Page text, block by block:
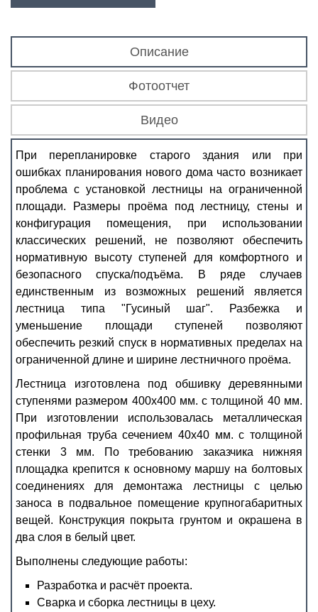
Описание
Фотоотчет
Видео
При перепланировке старого здания или при
ошибках планирования нового дома часто возникает
проблема с установкой лестницы на ограниченной
площади. Размеры проёма под лестницу, стены и
конфигурация помещения, при использовании
классических решений, не позволяют обеспечить
нормативную высоту ступеней для комфортного и
безопасного спуска/подъёма. В ряде случаев
единственным из возможных решений является
лестница типа "Гусиный шаг". Разбежка и
уменьшение площади ступеней позволяют
обеспечить резкий спуск в нормативных пределах на
ограниченной длине и ширине лестничного проёма.
Лестница изготовлена под обшивку деревянными
ступенями размером 400х400 мм. с толщиной 40 мм.
При изготовлении использовалась металлическая
профильная труба сечением 40х40 мм. с толщиной
стенки 3 мм. По требованию заказчика нижняя
площадка крепится к основному маршу на болтовых
соединениях для демонтажа лестницы с целью
заноса в подвальное помещение крупногабаритных
вещей. Конструкция покрыта грунтом и окрашена в
два слоя в белый цвет.
Выполнены следующие работы:
Разработка и расчёт проекта.
Сварка и сборка лестницы в цеху.